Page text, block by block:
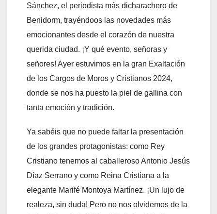
Sánchez, el periodista más dicharachero de
Benidorm, trayéndoos las novedades más
emocionantes desde el corazón de nuestra
querida ciudad. ¡Y qué evento, señoras y
señores! Ayer estuvimos en la gran Exaltación
de los Cargos de Moros y Cristianos 2024,
donde se nos ha puesto la piel de gallina con
tanta emoción y tradición.
Ya sabéis que no puede faltar la presentación
de los grandes protagonistas: como Rey
Cristiano tenemos al caballeroso Antonio Jesús
Díaz Serrano y como Reina Cristiana a la
elegante Marifé Montoya Martínez. ¡Un lujo de
realeza, sin duda! Pero no nos olvidemos de la